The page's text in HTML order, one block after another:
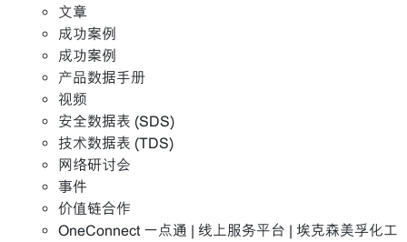
文章
成功案例
成功案例
产品数据手册
视频
安全数据表 (SDS)
技术数据表 (TDS)
网络研讨会
事件
价值链合作
OneConnect 一点通 | 线上服务平台 | 埃克森美孚化工